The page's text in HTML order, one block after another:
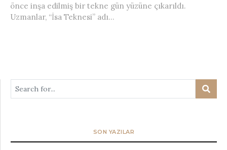
önce inşa edilmiş bir tekne gün yüzüne çıkarıldı.
Uzmanlar, “İsa Teknesi” adı...
SON YAZILAR